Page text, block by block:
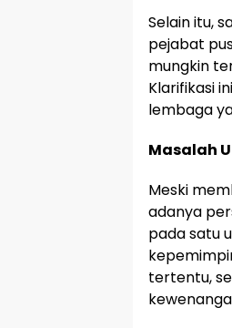
Selain itu,
pejabat
mungkin
Klarifikasi
lembaga
Masalah
Meski
adanya
pada satu
tertentu,